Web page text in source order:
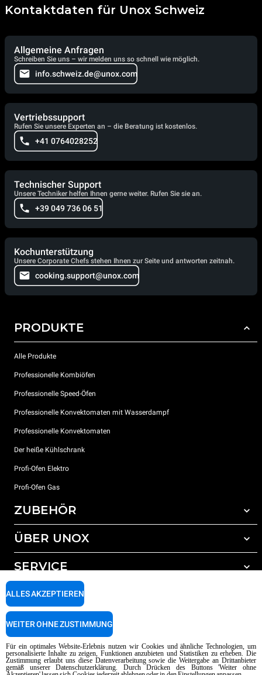
Kontaktdaten für Unox Schweiz
Allgemeine Anfragen
Schreiben Sie uns – wir melden uns so schnell wie möglich.
info.schweiz.de@unox.com
Vertriebssupport
Rufen Sie unsere Experten an – die Beratung ist kostenlos.
+41 0764028252
Technischer Support
Unsere Techniker helfen Ihnen gerne weiter. Rufen Sie sie an.
+39 049 736 06 51
Kochunterstützung
Unsere Corporate Chefs stehen Ihnen zur Seite und antworten zeitnah.
cooking.support@unox.com
PRODUKTE
Alle Produkte
Professionelle Kombiöfen
Professionelle Speed-Öfen
Professionelle Konvektomaten mit Wasserdampf
Professionelle Konvektomaten
Der heiße Kühlschrank
Profi-Ofen Elektro
Profi-Ofen Gas
ZUBEHÖR
Gesamtes Zubehör
Wasseraufbereitung mit Kunstharzfiltern
Wasseraufbereitung durch Umkehrosmose
ÜBER UNOX
Unsere Standorte weltweit
SERVICE
Unox garantie
Händler Suche
Copyright 2026 UNOX SpA Alle Rechte vorbehalten. Reg. Imp. Padova n °
04230750285 - REA Padova 372835 - Kap. Soc. 5.000.000 € iv - P.IVA / CF
AI Content Disclaimer Privacy policy Cookie policy
Für ein optimales Website-Erlebnis nutzen wir Cookies und ähnliche Technologien, um
personalisierte Inhalte zu zeigen, Funktionen anzubieten und Statistiken zu erheben. Die
Zustimmung erlaubt uns diese Datenverarbeitung sowie die Weitergabe an Drittanbieter
gemäß unserer Datenschutzerklärung. Durch Drücken des Buttons 'Weiter ohne
ALLES AKZEPTIEREN
WEITER OHNE ZUSTIMMUNG